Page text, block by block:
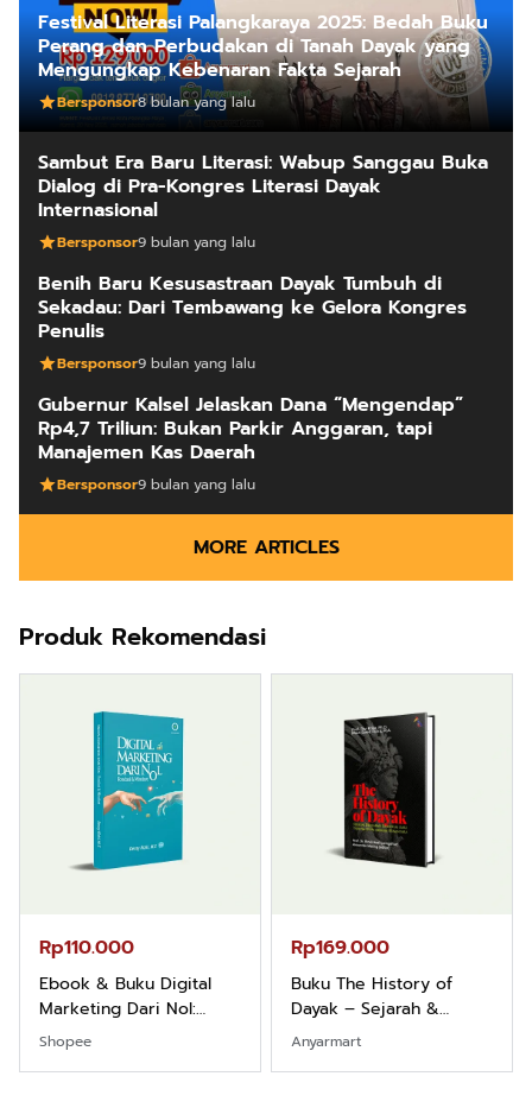
Festival Literasi Palangkaraya 2025: Bedah Buku
Perang dan Perbudakan di Tanah Dayak yang
Mengungkap Kebenaran Fakta Sejarah
Bersponsor8 bulan yang lalu
Sambut Era Baru Literasi: Wabup Sanggau Buka
Dialog di Pra-Kongres Literasi Dayak
Internasional
Bersponsor9 bulan yang lalu
Benih Baru Kesusastraan Dayak Tumbuh di
Sekadau: Dari Tembawang ke Gelora Kongres
Penulis
Bersponsor9 bulan yang lalu
Gubernur Kalsel Jelaskan Dana “Mengendap”
Rp4,7 Triliun: Bukan Parkir Anggaran, tapi
Manajemen Kas Daerah
Bersponsor9 bulan yang lalu
MORE ARTICLES
Produk Rekomendasi
Rp110.000
Ebook & Buku Digital
Marketing Dari Nol:
Fondasi & Mindset untuk
Pemula
Shopee
Rp169.000
Buku The History of
Dayak – Sejarah &
Identitas Borneo Asli
Anyarmart